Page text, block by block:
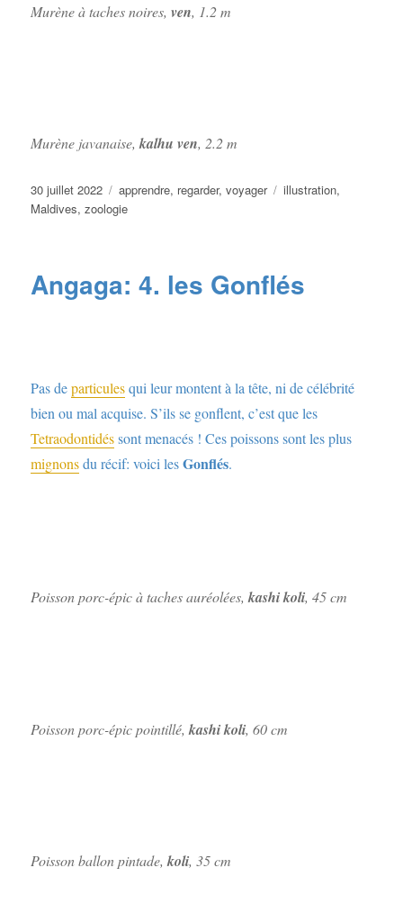
Murène à taches noires,ven, 1.2 m
Murène javanaise,kalhu ven, 2.2 m
Publié
le
30 juillet 2022 Catégories
apprendre, regarder,voyager Étiquettes
illustration,
Maldives,zoologie
Angaga: 4. les Gonflés
Pas departiculesqui leur montent à la tête, ni de célébrité
bien ou mal acquise. S’ils se gonflent, c’est que les
Tetraodontidéssont menacés ! Ces poissons sont les plus
mignonsdu récif: voici lesGonflés.
Poisson porc-épic à taches auréolées,kashi koli, 45 cm
Poisson porc-épic pointillé,kashi koli, 60 cm
Poisson ballon pintade,koli, 35 cm